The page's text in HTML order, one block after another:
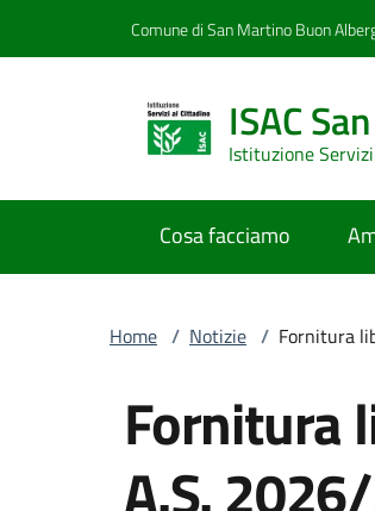
Comune di San Martino Buon
ISAC
Istituzione
Cosa facciamo
Home / Notizie / Fornitura
Fornitura